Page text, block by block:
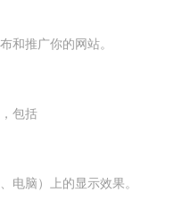
和推广你的网站。
包括
电脑）上的显示效果。